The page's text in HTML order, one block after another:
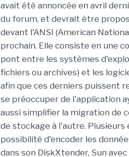
avait été annoncée en avril
du forum, et devrait être
devant l'ANSI (American
prochain. Elle consiste en une
pont entre les systèmes
fichiers ou archives) et les
afin que ces derniers puissent
se préoccuper de l'application
aussi simplifier la migration de
de stockage à l'autre.
possibilité d'encoder les
dans son DiskXtender, Sun